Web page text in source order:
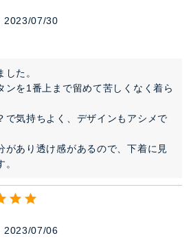
2023/07/30
た。
ンを1番上まで留めて苦しくなく着ら
で気持ちよく、デザインもアシメで
があり透け感があるので、下着に見
2023/07/06